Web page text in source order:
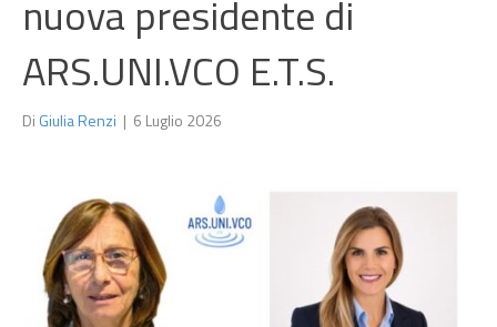
nuova presidente di
ARS.UNI.VCO E.T.S.
Di Giulia Renzi | 6 Luglio 2026